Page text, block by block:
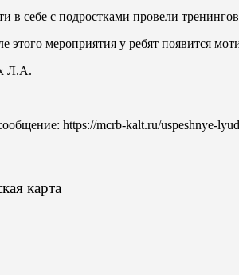
в себе с подростками провели
этого мероприятия у ребят появится
Л.А.
https://mcrb-kalt.ru/uspeshnye-
карта